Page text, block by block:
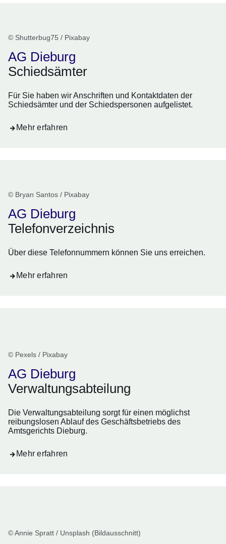
© Shutterbug75 / Pixabay
AG Dieburg
Schiedsämter
Für Sie haben wir Anschriften und Kontaktdaten der
Schiedsämter und der Schiedspersonen aufgelistet.
Mehr erfahren
© Bryan Santos / Pixabay
AG Dieburg
Telefonverzeichnis
Über diese Telefonnummern können Sie uns erreichen.
Mehr erfahren
© Pexels / Pixabay
AG Dieburg
Verwaltungsabteilung
Die Verwaltungsabteilung sorgt für einen möglichst
reibungslosen Ablauf des Geschäftsbetriebs des
Amtsgerichts Dieburg.
Mehr erfahren
© Annie Spratt / Unsplash (Bildausschnitt)